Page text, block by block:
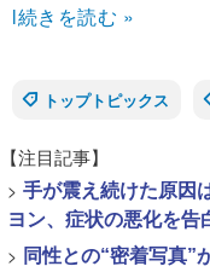
l続きを読む »
トップトピックス
【注目記事】
> 手が震え続けた原因
ヨン、症状の悪化を告
> 同性との“密着写真”